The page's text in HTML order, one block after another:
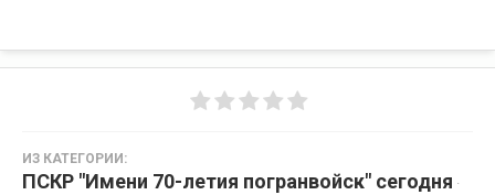
ИЗ КАТЕГОРИИ:
ПСКР "Имени 70-летия погранвойск" сегодня ·